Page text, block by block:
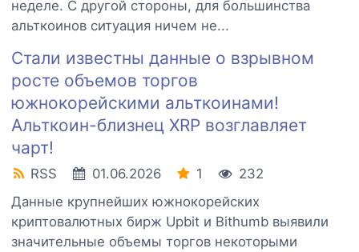
неделе. С другой стороны, для большинства
альткоинов ситуация ничем не...
Стали известны данные о взрывном
росте объемов торгов
южнокорейскими альткоинами!
Альткоин-близнец XRP возглавляет
чарт!
RSS 01.06.2026 1
232
Данные крупнейших южнокорейских
криптовалютных бирж Upbit и Bithumb выявили
значительные объемы торгов некоторыми